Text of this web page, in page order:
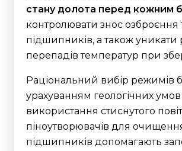
стану долота перед кожним
контролювати знос озброєння
підшипників, а також уникати
перепадів температур при
Раціональний вибір режимів
урахуванням геологічних умов
використання стиснутого
піноутворювачів для
підшипників допомагають